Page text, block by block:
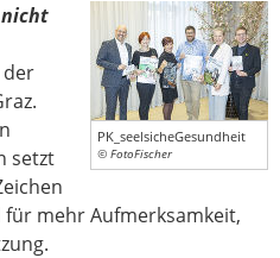
PK_seelsicheGesundheit
© FotoFischer
der
setzt
mehr Aufmerksamkeit,